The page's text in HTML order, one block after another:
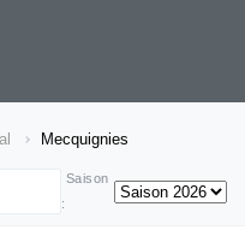
Mecquignies
Saison
: